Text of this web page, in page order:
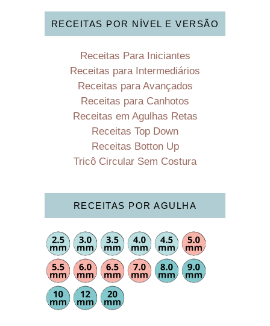
RECEITAS POR NÍVEL E VERSÃO
Receitas Para Iniciantes
Receitas para Intermediários
Receitas para Avançados
Receitas para Canhotos
Receitas em Agulhas Retas
Receitas Top Down
Receitas Botton Up
Tricô Circular Sem Costura
RECEITAS POR AGULHA